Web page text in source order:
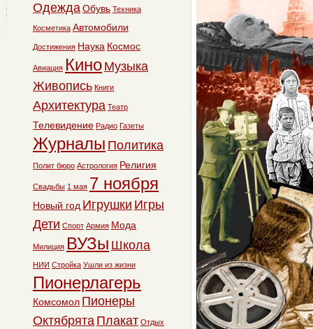
ОдеждаОбувь Техника
Косметика Автомобили
Достижения Наука Космос
Авиация Кино Музыка
Живопись Книги
Архитектура Театр
Телевидение Радио Газеты
Журналы Политика
Полит бюро Астрология Религия
Свадьбы 1 мая 7 ноября
Новый год Игрушки Игры
Дети Спорт Армия Мода
Милиция ВУЗы Школа
НИИ Стройка Ушли из жизни
Пионерлагерь
Комсомол Пионеры
Октябрята Плакат Отдых